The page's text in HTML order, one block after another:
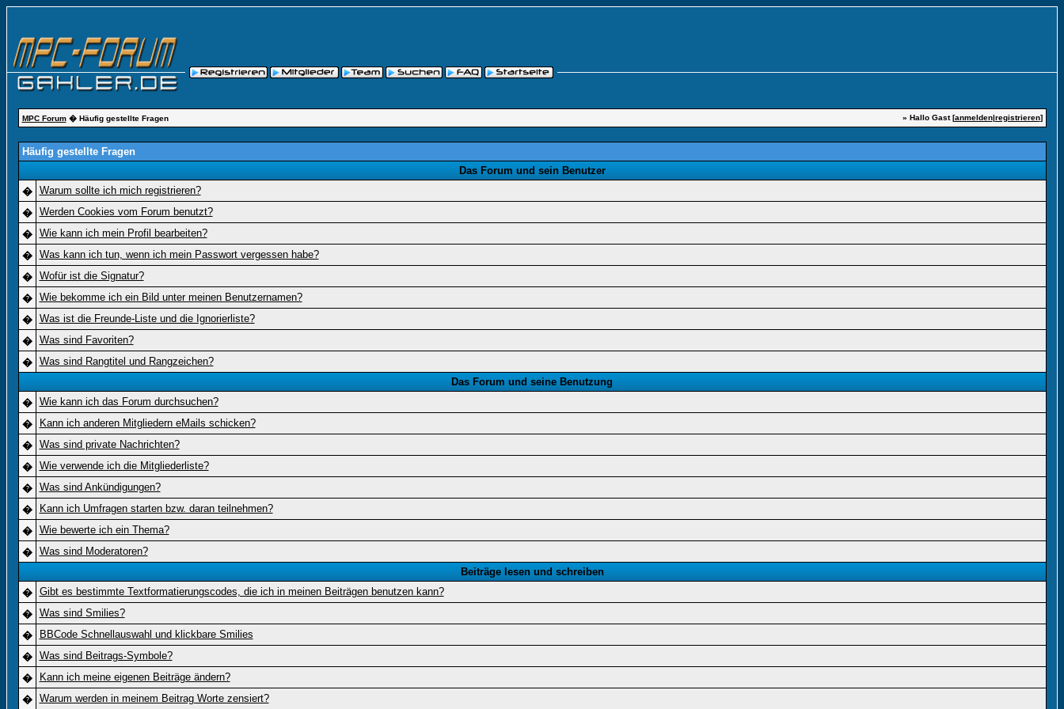
MPC Forum� Häufig gestellte Fragen » Hallo Gast [anmelden|registrieren]
Häufig gestellte Fragen
Das Forum und sein Benutzer
�
Warum sollte ich mich registrieren?
�
Werden Cookies vom Forum benutzt?
�
Wie kann ich mein Profil bearbeiten?
�
Was kann ich tun, wenn ich mein Passwort vergessen habe?
�
Wofür ist die Signatur?
�
Wie bekomme ich ein Bild unter meinen Benutzernamen?
�
Was ist die Freunde-Liste und die Ignorierliste?
�
Was sind Favoriten?
�
Was sind Rangtitel und Rangzeichen?
Das Forum und seine Benutzung
�
Wie kann ich das Forum durchsuchen?
�
Kann ich anderen Mitgliedern eMails schicken?
�
Was sind private Nachrichten?
�
Wie verwende ich die Mitgliederliste?
�
Was sind Ankündigungen?
�
Kann ich Umfragen starten bzw. daran teilnehmen?
�
Wie bewerte ich ein Thema?
�
Was sind Moderatoren?
Beiträge lesen und schreiben
�
Gibt es bestimmte Textformatierungscodes, die ich in meinen Beiträgen benutzen kann?
�
Was sind Smilies?
�
BBCode Schnellauswahl und klickbare Smilies
�
Was sind Beitrags-Symbole?
�
Kann ich meine eigenen Beiträge ändern?
�
Warum werden in meinem Beitrag Worte zensiert?